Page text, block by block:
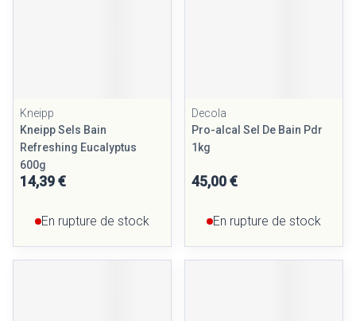
Kneipp
Kneipp Sels Bain
Refreshing Eucalyptus
600g
14,39 €
En rupture de stock
Decola
Pro-alcal Sel De Bain Pdr
1kg
45,00 €
En rupture de stock